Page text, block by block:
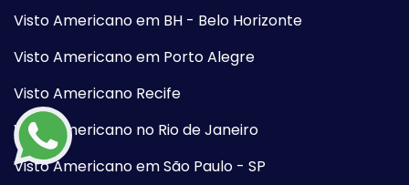
Visto Americano em BH - Belo Horizonte
Visto Americano em Porto Alegre
Visto Americano Recife
Visto Americano no Rio de Janeiro
Visto Americano em São Paulo - SP